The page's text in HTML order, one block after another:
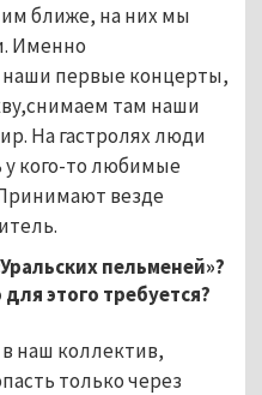
ближе, на них мы
Именно
наши первые концерты,
там наши
На гастролях люди
кого-то любимые
везде
пельменей»?
этого требуется?
наш коллектив,
только через